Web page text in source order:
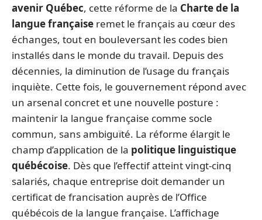
avenir Québec, cette réforme de la Charte de la
langue française remet le français au cœur des
échanges, tout en bouleversant les codes bien
installés dans le monde du travail. Depuis des
décennies, la diminution de l’usage du français
inquiète. Cette fois, le gouvernement répond avec
un arsenal concret et une nouvelle posture :
maintenir la langue française comme socle
commun, sans ambiguïté. La réforme élargit le
champ d’application de la politique linguistique
québécoise. Dès que l’effectif atteint vingt-cinq
salariés, chaque entreprise doit demander un
certificat de francisation auprès de l’Office
québécois de la langue française. L’affichage